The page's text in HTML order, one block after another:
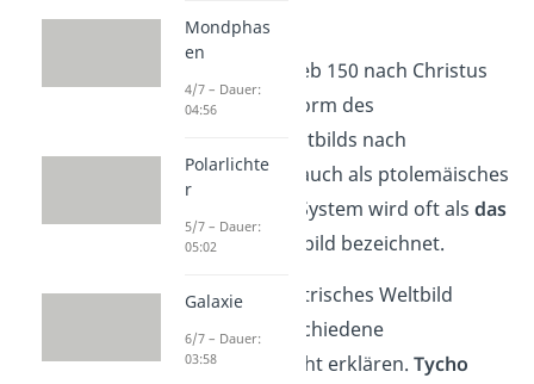
Weltbild.
beschrieb 150 nach Christus
eine vereinfachte Form des
geozentrischen Weltbilds nach
Aristoteles. Dieses auch als ptolemäisches
Weltbild bekannte System wird oft als das
geozentrische Weltbild bezeichnet.
Ptolemäus‘ geozentrisches Weltbild
konnte jedoch verschiedene
Beobachtungen nicht erklären. Tycho
Mondphas
en
4/7 – Dauer:
04:56
Polarlichte
r
5/7 – Dauer:
05:02
Galaxie
6/7 – Dauer:
03:58